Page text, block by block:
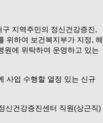
지역주민의 정신건강증진,
위하여 보건복지부가 지정, 해
원에 위탁하여 운영하고 있는
사업 수행할 열정 있는 신규
신건강증진센터 직원(상근직)